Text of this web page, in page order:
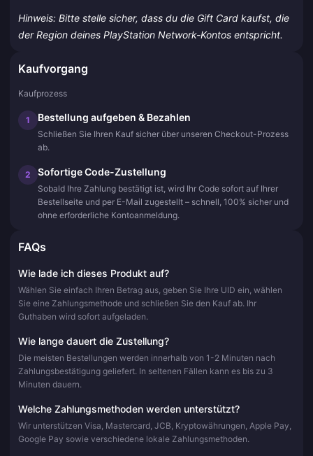
Hinweis: Bitte stelle sicher, dass du die Gift Card kaufst, die
der Region deines PlayStation Network-Kontos entspricht.
Kaufvorgang
Kaufprozess
1 Bestellung aufgeben & Bezahlen
Schließen Sie Ihren Kauf sicher über unseren Checkout-Prozess
ab.
2 Sofortige Code-Zustellung
Sobald Ihre Zahlung bestätigt ist, wird Ihr Code sofort auf Ihrer
Bestellseite und per E-Mail zugestellt – schnell, 100% sicher und
ohne erforderliche Kontoanmeldung.
FAQs
Wie lade ich dieses Produkt auf?
Wählen Sie einfach Ihren Betrag aus, geben Sie Ihre UID ein, wählen
Sie eine Zahlungsmethode und schließen Sie den Kauf ab. Ihr
Guthaben wird sofort aufgeladen.
Wie lange dauert die Zustellung?
Die meisten Bestellungen werden innerhalb von 1-2 Minuten nach
Zahlungsbestätigung geliefert. In seltenen Fällen kann es bis zu 3
Minuten dauern.
Welche Zahlungsmethoden werden unterstützt?
Wir unterstützen Visa, Mastercard, JCB, Kryptowährungen, Apple Pay,
Google Pay sowie verschiedene lokale Zahlungsmethoden.